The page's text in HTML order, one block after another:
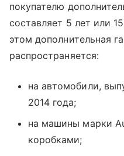
покупателю
составляет 5 лет или
этом дополнительная
распространяется:
на автомобили,
2014 года;
на машины марки
коробками;